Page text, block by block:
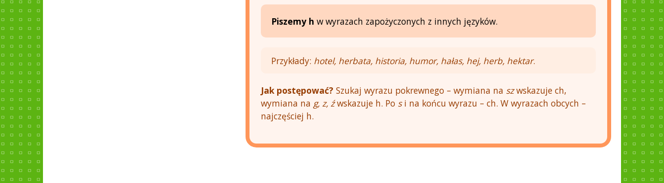
Piszemy h w wyrazach zapożyczonych z innych języków.
Przykłady: hotel, herbata, historia, humor, hałas, hej, herb, hektar.
Jak postępować? Szukaj wyrazu pokrewnego – wymiana na szwskazuje ch,
wymiana na g, z, źwskazuje h. Po si na końcu wyrazu – ch. W wyrazach obcych –
najczęściej h.